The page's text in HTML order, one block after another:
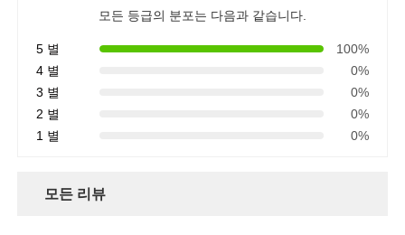
모든 등급의 분포는 다음과 같습니다.
5 별
100%
4 별
0%
3 별
0%
2 별
0%
1 별
0%
모든 리뷰